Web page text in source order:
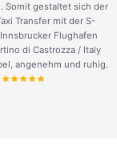
Somit gestaltet sich der
Transfer mit der S-
Flughafen
di Castrozza / Italy
angenehm und ruhig.